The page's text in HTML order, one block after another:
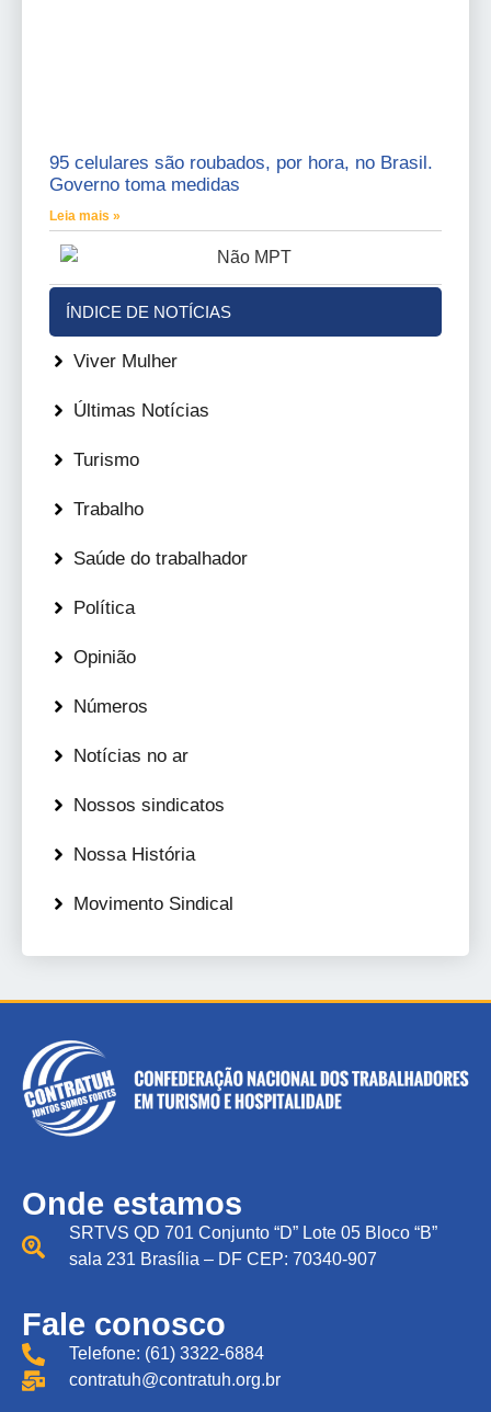
95 celulares são roubados, por hora, no Brasil.
Governo toma medidas
Leia mais »
ÍNDICE DE NOTÍCIAS
Viver Mulher
Últimas Notícias
Turismo
Trabalho
Saúde do trabalhador
Política
Opinião
Números
Notícias no ar
Nossos sindicatos
Nossa História
Movimento Sindical
Onde estamos
SRTVS QD 701 Conjunto “D” Lote 05 Bloco “B”
sala 231 Brasília – DF CEP: 70340-907
Fale conosco
Telefone: (61) 3322-6884
contratuh@contratuh.org.br